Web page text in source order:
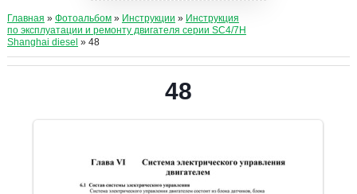
Главная » Фотоальбом» Инструкции » Инструкция
по эксплуатации и ремонту двигателя серии SC4/7H
Shanghai diesel » 48
48